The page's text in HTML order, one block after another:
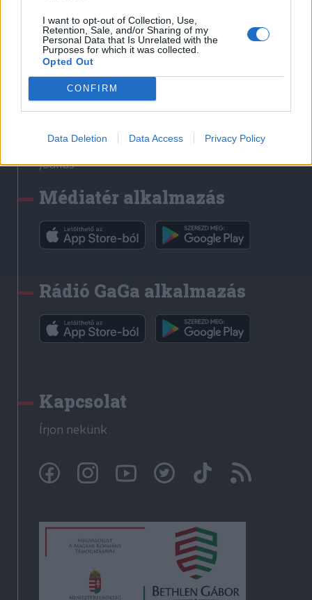
I want to opt-out of Collection, Use,
Retention, Sale, and/or Sharing of my
Personal Data that Is Unrelated with the
Purposes for which it was collected.
Opted Out
CONFIRM
Data Deletion Data Access Privacy Policy
Liget
Krónika
Bihari Napló
Erdélyi Napló
Főtér
Rádió GaGa
Jóállás
Médiatér alkalmazás
Rádió GaGa alkalmazás
Kapcsolat
Írjon nekünk